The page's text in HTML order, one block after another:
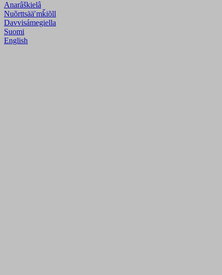
Anarâškielâ
Nuõrttsääʹmǩiõll
Davvisámegiella
Suomi
English